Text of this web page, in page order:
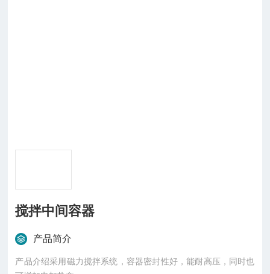
搅拌中间容器
产品简介
产品介绍采用磁力搅拌系统，容器密封性好，能耐高压，同时也